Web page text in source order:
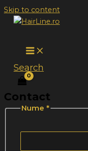
Skip to content
Search
Contact
Nume *